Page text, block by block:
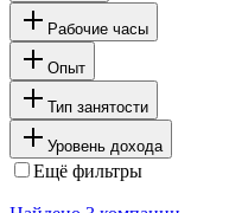
Рабочие часы
Опыт
Тип занятости
Уровень дохода
Ещё фильтры